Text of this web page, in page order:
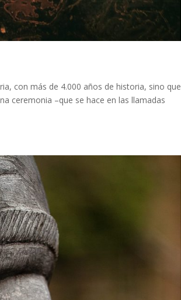
con más de 4.000 años de historia, sino que
ceremonia –que se hace en las llamadas